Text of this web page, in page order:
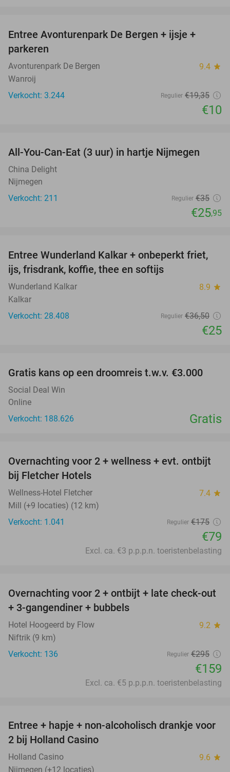
Entree Avonturenpark De Bergen + ijsje +
parkeren
Avonturenpark De Bergen 9.4 star
Wanroij
Verkocht: 3.244
Regulier €19,35
€10
26%
All-You-Can-Eat (3 uur) in hartje Nijmegen
China Delight
Nijmegen
Verkocht: 211
Regulier €35
€25,95
32%
Entree Wunderland Kalkar + onbeperkt friet,
ijs, frisdrank, koffie, thee en softijs
Wunderland Kalkar 8.9 star
Kalkar
Verkocht: 28.408
Regulier €36,50
€25
Gratis kans op een droomreis t.w.v. €3.000
Social Deal Win
Online
Verkocht: 188.626
Gratis
55%
Overnachting voor 2 + wellness + evt. ontbijt
bij Fletcher Hotels
Wellness-Hotel Fletcher 7.4 star
Mill (+9 locaties) (12 km)
Verkocht: 1.041
Regulier €175
€79
Excl. ca. €3 p.p.p.n. toeristenbelasting
46%
Overnachting voor 2 + ontbijt + late check-out
+ 3-gangendiner + bubbels
Hotel Hoogeerd by Flow 9.2 star
Niftrik (9 km)
Verkocht: 136
Regulier €295
€159
Excl. ca. €5 p.p.p.n. toeristenbelasting
52%
Entree + hapje + non-alcoholisch drankje voor
2 bij Holland Casino
Holland Casino 9.6 star
Nijmegen (+12 locaties)